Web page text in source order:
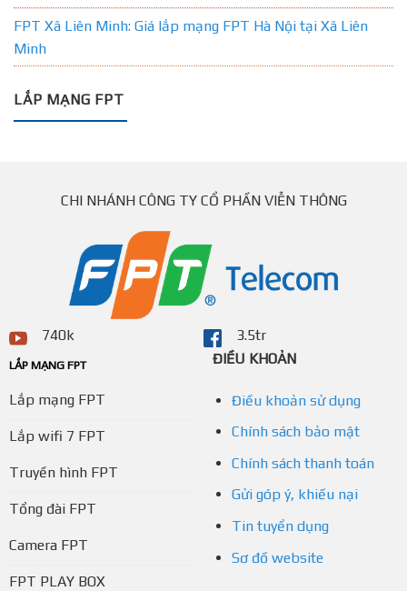
FPT Xã Liên Minh: Giá lắp mạng FPT Hà Nội tại Xã Liên
Minh
LẮP MẠNG FPT
CHI NHÁNH CÔNG TY CỔ PHẦN VIỄN THÔNG
740k 3.5tr
LẮP MẠNG FPT
Lắp mạng FPT
Lắp wifi 7 FPT
Truyền hình FPT
Tổng đài FPT
Camera FPT
FPT PLAY BOX
ĐIỀU KHOẢN
Điều khoản sử dụng
Chính sách bảo mật
Chính sách thanh toán
Gửi góp ý, khiếu nại
Tin tuyển dụng
Sơ đồ website